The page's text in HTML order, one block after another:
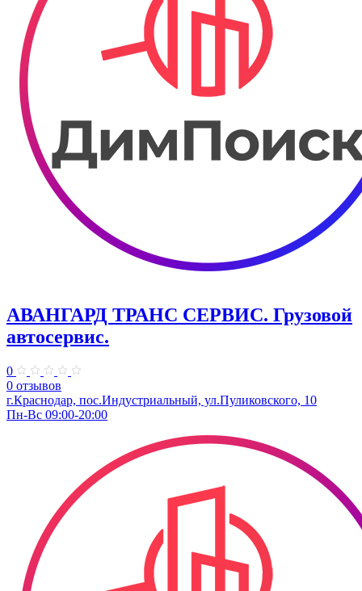
АВАНГАРД ТРАНС СЕРВИС. Грузовой
автосервис.
0
0 отзывов
г.Краснодар, пос.Индустриальный, ул.Пуликовского, 10
Пн-Вс 09:00-20:00